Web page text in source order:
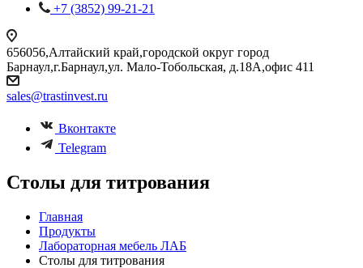
+7 (3852) 99-21-21
656056,Алтайский край,городской округ город
Барнаул,г.Барнаул,ул. Мало-Тобольская, д.18А,офис 411
sales@trastinvest.ru
Вконтакте
Telegram
Столы для титрования
Главная
Продукты
Лабораторная мебель ЛАБ
Столы для титрования